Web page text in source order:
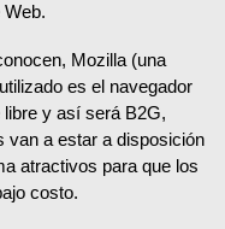
Mozilla (una
es el navegador
y así será B2G,
van a estar a disposición
atractivos para que los
costo.